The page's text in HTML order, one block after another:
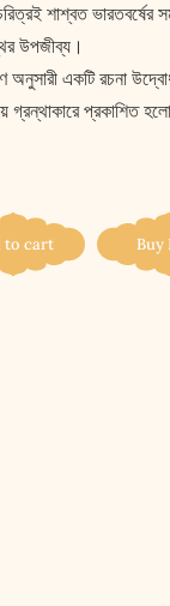
শাশ্বত
উপজীব্য।
অনুসারী একটি রচনা
গ্রন্থাকারে প্রকাশিত
to cart Buy